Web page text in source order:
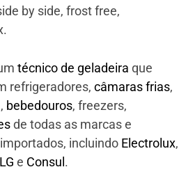
by side, frost free,
técnico de geladeira que
refrigeradores, câmaras frias,
, bebedouros, freezers,
de todas as marcas e
incluindo Electrolux,
LG e Consul .